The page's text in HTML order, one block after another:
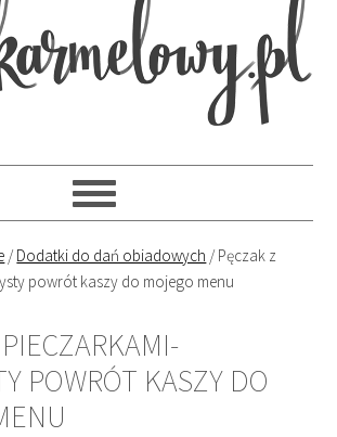
/Dodatki do dań obiadowych /Pęczak z
powrót kaszy do mojego menu
POWRÓT KASZY DO